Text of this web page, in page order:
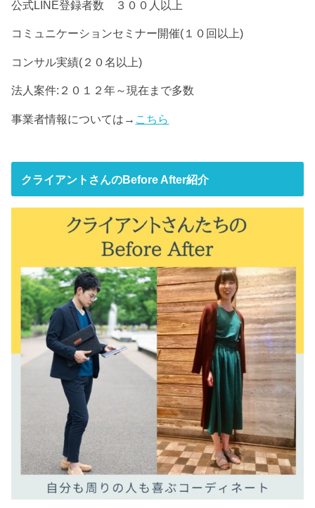
公式LINE登録者数 ３００人以上
コミュニケーションセミナー開催(１０回以上)
コンサル実績(２０名以上)
法人案件:２０１２年～現在まで多数
事業者情報については→ こちら
クライアントさんのBefore After紹介